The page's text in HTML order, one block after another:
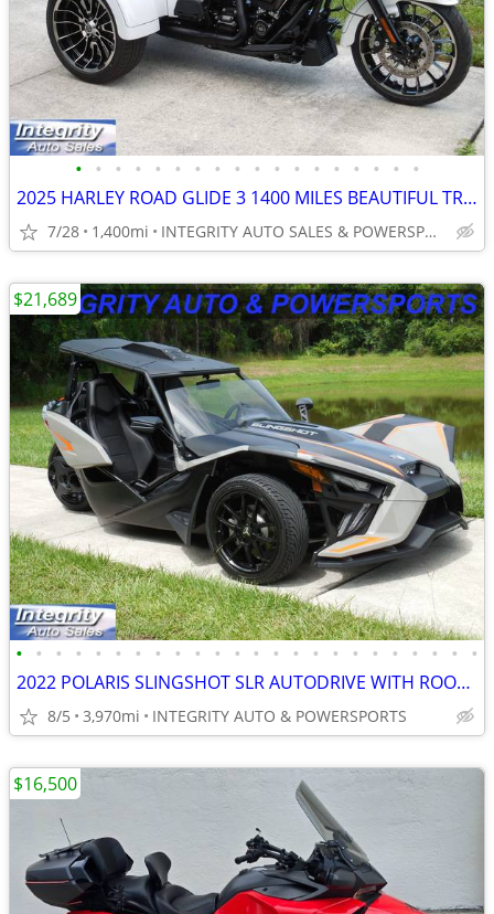
• • • • • • • • • • • • • • • • • •
2025 HARLEY ROAD GLIDE 3 1400 MILES BEAUTIFUL TRIKE NO BS FEES!!!!!!!!
7/28 1,400mi INTEGRITY AUTO SALES & POWERSPORTS
• • • • • • • • • • • • • • • • • • • • • • • •
2022 POLARIS SLINGSHOT SLR AUTODRIVE WITH ROOF IMMACULATE 4K MILES!!!!
8/5 3,970mi INTEGRITY AUTO & POWERSPORTS
$21,689
$16,500